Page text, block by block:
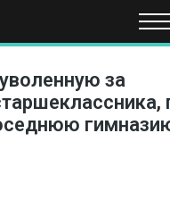
ЭКОНОМИКА
за